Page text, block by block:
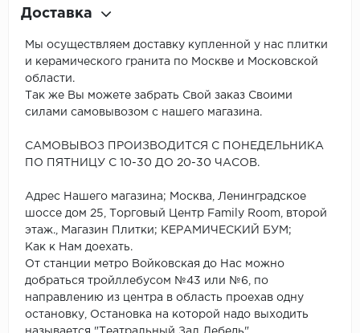
Доставка
Мы осуществляем доставку купленной у нас плитки
и керамического гранита по Москве и Московской
области.
Так же Вы можете забрать Свой заказ Своими
силами самовывозом с нашего магазина.
САМОВЫВОЗ ПРОИЗВОДИТСЯ С ПОНЕДЕЛЬНИКА
ПО ПЯТНИЦУ С 10-30 ДО 20-30 ЧАСОВ.
Адрес Нашего магазина; Москва, Ленинградское
шоссе дом 25, Торговый Центр Family Room, второй
этаж., Магазин Плитки; КЕРАМИЧЕСКИЙ БУМ;
Как к Нам доехать.
От станции метро Войковская до Нас можно
добраться тройллебусом №43 или №6, по
направлению из центра в область проехав одну
остановку, Остановка на которой надо выходить